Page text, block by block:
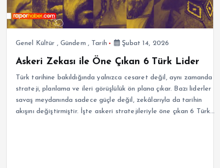
Genel Kültür , Gündem , Tarih Şubat 14, 2026
Askeri Zekası ile Öne Çıkan 6 Türk Lider
Türk tarihine bakıldığında yalnızca cesaret değil, aynı zamanda
strateji, planlama ve ileri görüşlülük ön plana çıkar. Bazı liderler
savaş meydanında sadece güçle değil, zekâlarıyla da tarihin
akışını değiştirmiştir. İşte askeri stratejileriyle öne çıkan 6 Türk…